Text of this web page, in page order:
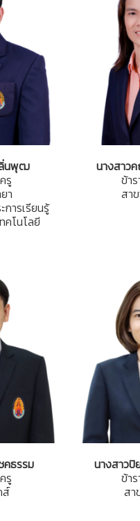
นพุฒ
รู
า
ารเรียนรู้
คโนโลยี
นางสาว
ข้า
สา
คธรรม
รู
ส์
นางสาวปิ
ข้า
สา